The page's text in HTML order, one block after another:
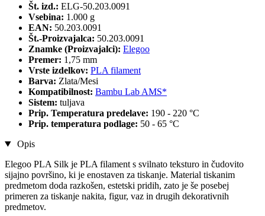
Št. izd.: ELG-50.203.0091
Vsebina: 1.000 g
EAN: 50.203.0091
Št.-Proizvajalca: 50.203.0091
Znamke (Proizvajalci): Elegoo
Premer: 1,75 mm
Vrste izdelkov: PLA filament
Barva: Zlata/Mesi
Kompatibilnost: Bambu Lab AMS*
Sistem: tuljava
Prip. Temperatura predelave: 190 - 220 °C
Prip. temperatura podlage: 50 - 65 °C
Opis
Elegoo PLA Silk je PLA filament s svilnato teksturo in čudovito
sijajno površino, ki je enostaven za tiskanje. Material tiskanim
predmetom doda razkošen, estetski pridih, zato je še posebej
primeren za tiskanje nakita, figur, vaz in drugih dekorativnih
predmetov.